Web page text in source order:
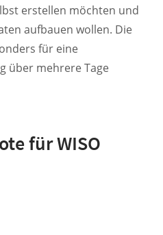
erstellen möchten und
aufbauen wollen. Die
für eine
über mehrere Tage
für WISO